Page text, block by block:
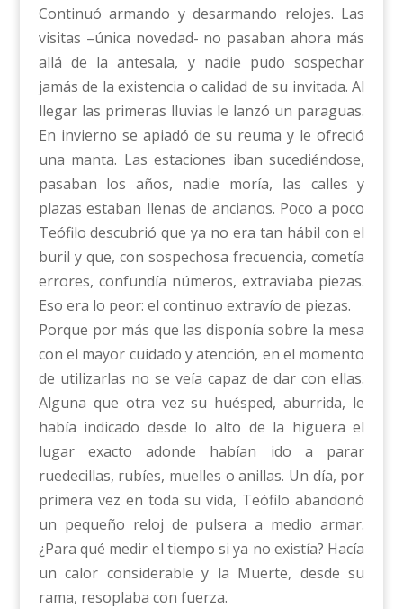
Continuó armando y desarmando relojes. Las
visitas –única novedad- no pasaban ahora más
allá de la antesala, y nadie pudo sospechar
jamás de la existencia o calidad de su invitada. Al
llegar las primeras lluvias le lanzó un paraguas.
En invierno se apiadó de su reuma y le ofreció
una manta. Las estaciones iban sucediéndose,
pasaban los años, nadie moría, las calles y
plazas estaban llenas de ancianos. Poco a poco
Teófilo descubrió que ya no era tan hábil con el
buril y que, con sospechosa frecuencia, cometía
errores, confundía números, extraviaba piezas.
Eso era lo peor: el continuo extravío de piezas.
Porque por más que las disponía sobre la mesa
con el mayor cuidado y atención, en el momento
de utilizarlas no se veía capaz de dar con ellas.
Alguna que otra vez su huésped, aburrida, le
había indicado desde lo alto de la higuera el
lugar exacto adonde habían ido a parar
ruedecillas, rubíes, muelles o anillas. Un día, por
primera vez en toda su vida, Teófilo abandonó
un pequeño reloj de pulsera a medio armar.
¿Para qué medir el tiempo si ya no existía? Hacía
un calor considerable y la Muerte, desde su
rama, resoplaba con fuerza.